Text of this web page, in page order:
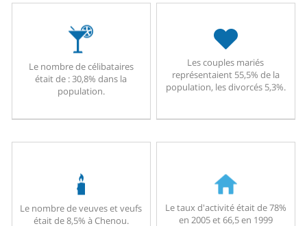
Le nombre de célibataires
était de : 30,8% dans la
population.
Les couples mariés
représentaient 55,5% de la
population, les divorcés 5,3%.
Le nombre de veuves et veufs
était de 8,5% à Chenou.
Le taux d'activité était de 78%
en 2005 et 66,5 en 1999